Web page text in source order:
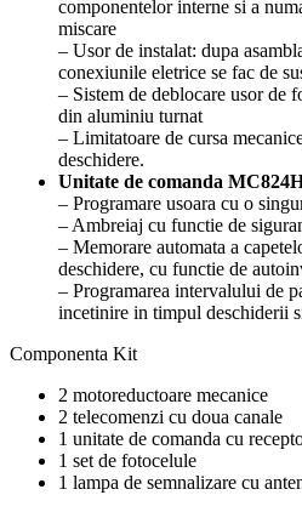
componentelor interne si a
miscare
– Usor de instalat: dupa
conexiunile eletrice se fac de
– Sistem de deblocare usor de
din aluminiu turnat
– Limitatoare de cursa
deschidere.
Unitate de comanda
– Programare usoara cu o
– Ambreiaj cu functie de
– Memorare automata a
deschidere, cu functie de
– Programarea intervalului de
incetinire in timpul deschiderii
Componenta Kit
2 motoreductoare mecanice
2 telecomenzi cu doua canale
1 unitate de comanda cu
1 set de fotocelule
1 lampa de semnalizare cu